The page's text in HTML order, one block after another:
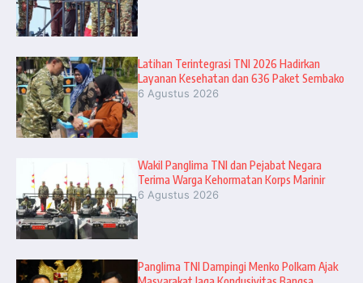
Latihan Terintegrasi TNI 2026 Hadirkan
Layanan Kesehatan dan 636 Paket Sembako
6 Agustus 2026
Wakil Panglima TNI dan Pejabat Negara
Terima Warga Kehormatan Korps Marinir
6 Agustus 2026
Panglima TNI Dampingi Menko Polkam Ajak